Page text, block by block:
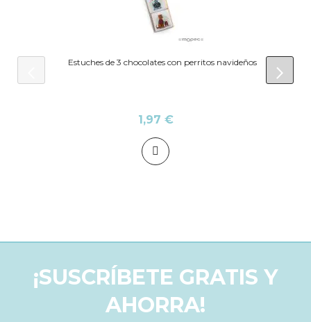
Estuches de 3 chocolates con perritos navideños
1,97 €
¡SUSCRÍBETE GRATIS Y
AHORRA!